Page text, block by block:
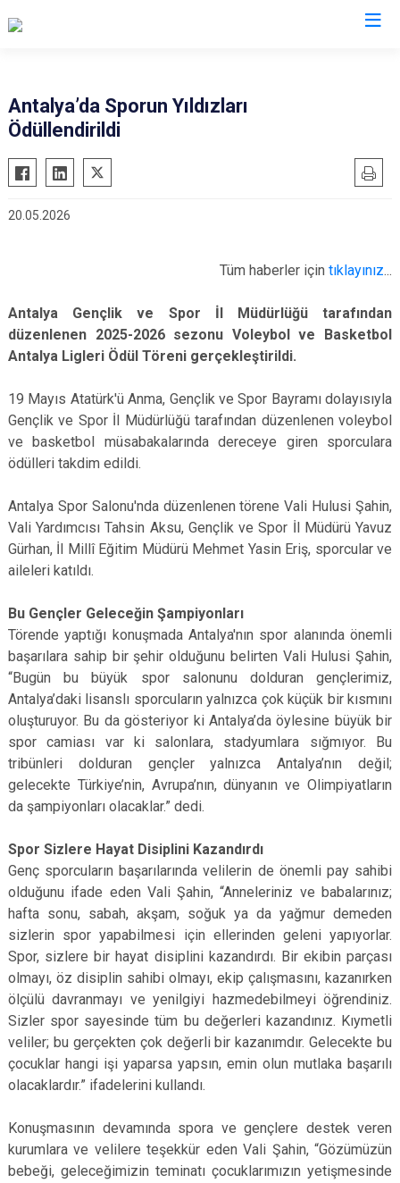
Antalya’da Sporun Yıldızları
Ödüllendirildi
20.05.2026
Tüm haberler için tıklayınız...
Antalya Gençlik ve Spor İl Müdürlüğü tarafından
düzenlenen 2025-2026 sezonu Voleybol ve Basketbol
Antalya Ligleri Ödül Töreni gerçekleştirildi.
19 Mayıs Atatürk'ü Anma, Gençlik ve Spor Bayramı dolayısıyla
Gençlik ve Spor İl Müdürlüğü tarafından düzenlenen voleybol
ve basketbol müsabakalarında dereceye giren sporculara
ödülleri takdim edildi.
Antalya Spor Salonu'nda düzenlenen törene Vali Hulusi Şahin,
Vali Yardımcısı Tahsin Aksu, Gençlik ve Spor İl Müdürü Yavuz
Gürhan, İl Millî Eğitim Müdürü Mehmet Yasin Eriş, sporcular ve
aileleri katıldı.
Bu Gençler Geleceğin Şampiyonları
Törende yaptığı konuşmada Antalya'nın spor alanında önemli
başarılara sahip bir şehir olduğunu belirten Vali Hulusi Şahin,
“Bugün bu büyük spor salonunu dolduran gençlerimiz,
Antalya’daki lisanslı sporcuların yalnızca çok küçük bir kısmını
oluşturuyor. Bu da gösteriyor ki Antalya’da öylesine büyük bir
spor camiası var ki salonlara, stadyumlara sığmıyor. Bu
tribünleri dolduran gençler yalnızca Antalya’nın değil;
gelecekte Türkiye’nin, Avrupa’nın, dünyanın ve Olimpiyatların
da şampiyonları olacaklar.” dedi.
Spor Sizlere Hayat Disiplini Kazandırdı
Genç sporcuların başarılarında velilerin de önemli pay sahibi
olduğunu ifade eden Vali Şahin, “Anneleriniz ve babalarınız;
hafta sonu, sabah, akşam, soğuk ya da yağmur demeden
sizlerin spor yapabilmesi için ellerinden geleni yapıyorlar.
Spor, sizlere bir hayat disiplini kazandırdı. Bir ekibin parçası
olmayı, öz disiplin sahibi olmayı, ekip çalışmasını, kazanırken
ölçülü davranmayı ve yenilgiyi hazmedebilmeyi öğrendiniz.
Sizler spor sayesinde tüm bu değerleri kazandınız. Kıymetli
veliler; bu gerçekten çok değerli bir kazanımdır. Gelecekte bu
çocuklar hangi işi yaparsa yapsın, emin olun mutlaka başarılı
olacaklardır.” ifadelerini kullandı.
Konuşmasının devamında spora ve gençlere destek veren
kurumlara ve velilere teşekkür eden Vali Şahin, “Gözümüzün
bebeği, geleceğimizin teminatı çocuklarımızın yetişmesinde